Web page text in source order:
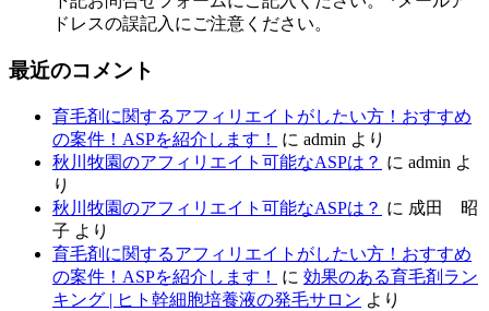
ドレスの誤記入にご注意ください。
最近のコメント
育毛剤に関するアフィリエイトがしたい方！おすすめ
の案件！ASPを紹介します！
に admin より
秋川牧園のアフィリエイト可能なASPは？ に admin よ
り
秋川牧園のアフィリエイト可能なASPは？ に 成田 昭
子 より
育毛剤に関するアフィリエイトがしたい方！おすすめ
の案件！ASPを紹介します！
に 効果のある育毛剤ラン
キング | ヒト幹細胞培養液の発毛サロン より